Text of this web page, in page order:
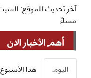
مساءً
أهم الأخبار الان
اليوم هذا الأسبوع